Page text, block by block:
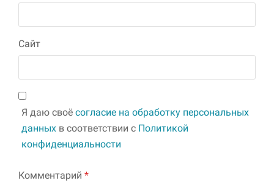
Сайт
Я даю своё согласие на обработку персональных
данных в соответствии с Политикой
конфиденциальности
Комментарий *